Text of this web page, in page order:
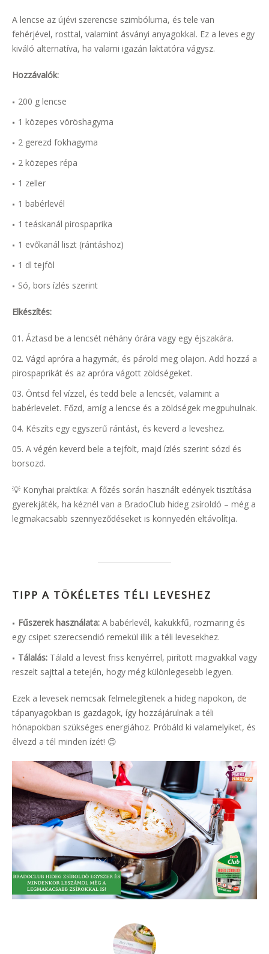
A lencse az újévi szerencse szimbóluma, és tele van
fehérjével, rosttal, valamint ásványi anyagokkal. Ez a leves egy
kiváló alternatíva, ha valami igazán laktatóra vágysz.
Hozzávalók:
200 g lencse
1 közepes vöröshagyma
2 gerezd fokhagyma
2 közepes répa
1 zeller
1 babérlevél
1 teáskanál pirospaprika
1 evőkanál liszt (rántáshoz)
1 dl tejföl
Só, bors ízlés szerint
Elkészítés:
Áztasd be a lencsét néhány órára vagy egy éjszakára.
Vágd apróra a hagymát, és párold meg olajon. Add hozzá a
pirospaprikát és az apróra vágott zöldségeket.
Öntsd fel vízzel, és tedd bele a lencsét, valamint a
babérlevelet. Főzd, amíg a lencse és a zöldségek megpuhulnak.
Készíts egy egyszerű rántást, és keverd a leveshez.
A végén keverd bele a tejfölt, majd ízlés szerint sózd és
borsozd.
💡 Konyhai praktika: A főzés során használt edények tisztítása
gyerekjáték, ha kéznél van a BradoClub hideg zsíroldó – még a
legmakacsabb szennyeződéseket is könnyedén eltávolítja.
TIPP A TÖKÉLETES TÉLI LEVESHEZ
Fűszerek használata: A babérlevél, kakukkfű, rozmaring és
egy csipet szerecsendió remekül illik a téli levesekhez.
Tálalás: Tálald a levest friss kenyérrel, pirított magvakkal vagy
reszelt sajttal a tetején, hogy még különlegesebb legyen.
Ezek a levesek nemcsak felmelegítenek a hideg napokon, de
tápanyagokban is gazdagok, így hozzájárulnak a téli
hónapokban szükséges energiához. Próbáld ki valamelyiket, és
élvezd a tél minden ízét! 😊